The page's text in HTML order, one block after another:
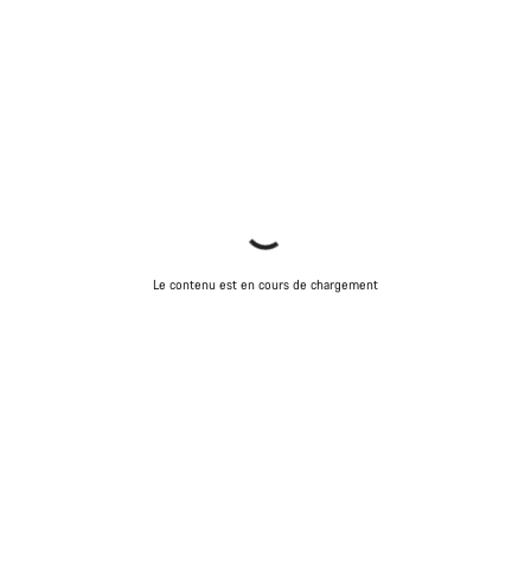
Le contenu est en cours de chargement